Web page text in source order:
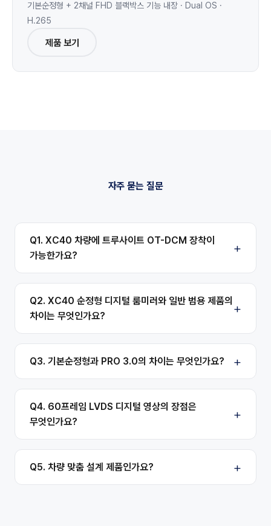
기본순정형 + 2채널 FHD 블랙박스 기능 내장 · Dual OS ·
H.265
제품 보기
자주 묻는 질문
Q1. XC40 차량에 트루사이트 OT-DCM 장착이
가능한가요?
Q2. XC40 순정형 디지털 룸미러와 일반 범용 제품의
차이는 무엇인가요?
Q3. 기본순정형과 PRO 3.0의 차이는 무엇인가요?
Q4. 60프레임 LVDS 디지털 영상의 장점은
무엇인가요?
Q5. 차량 맞춤 설계 제품인가요?